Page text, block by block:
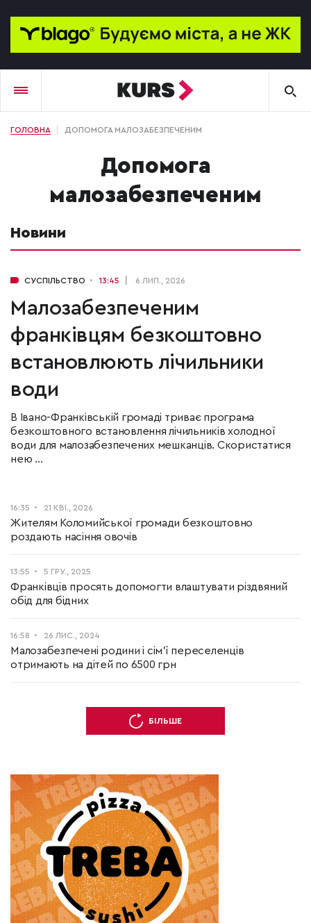
ГОЛОВНА ДОПОМОГА МАЛОЗАБЕЗПЕЧЕНИМ
допомога
малозабезпеченим
Новини
СУСПІЛЬСТВО 13:45 6 ЛИП., 2026
Малозабезпеченим
франківцям безкоштовно
встановлюють лічильники
води
В Івано-Франківській громаді триває програма
безкоштовного встановлення лічильників холодної
води для малозабезпечених мешканців. Скористатися
нею ...
16:35 21 КВІ., 2026
Жителям Коломийської громади безкоштовно
роздають насіння овочів
13:55 5 ГРУ., 2025
Франківців просять допомогти влаштувати різдвяний
обід для бідних
16:58 26 ЛИС., 2024
Малозабезпечені родини і сім'ї переселенців
отримають на дітей по 6500 грн
БІЛЬШЕ